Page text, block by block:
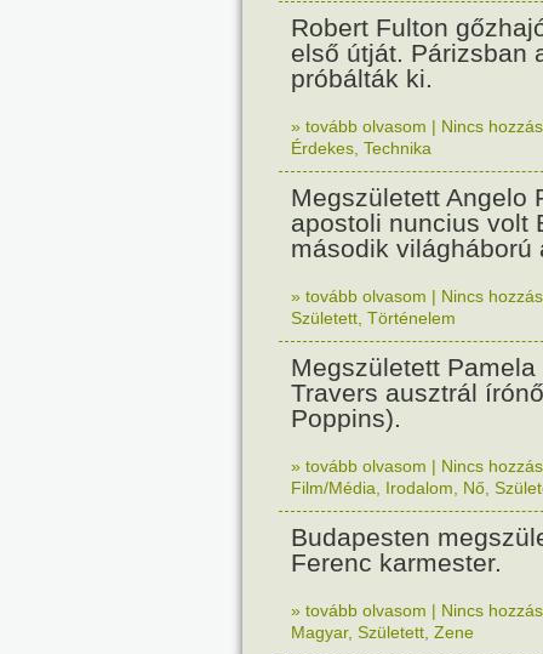
Robert Fulton
első útját. Párizsban
próbálták ki.
» tovább olvasom | Nincs
Érdekes Technika
Megszületett Angelo
apostoli nuncius volt
második világháború
» tovább olvasom | Nincs
Született Történelem
Megszületett Pamela
Travers ausztrál
Poppins).
» tovább olvasom | Nincs
Film/Média
Irodalom Nő
Budapesten
Ferenc karmester.
» tovább olvasom | Nincs
Magyar, Született Zene